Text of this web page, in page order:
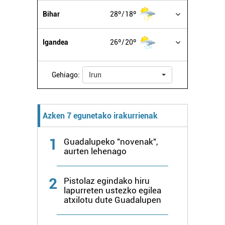
buruzko informazio gehiago eta ezarri zure lehentasunak
datuen atalean. Edozein unetan alda edo ken dezakezu
fitxategiak erabiltzen ditu. Zure esperientzia eta
zerbitzuak hobetzeko asmoz, cookie teknologiaz
erabiltzeko baimen esplizitua ematen diguzu.Gehiago
Bihar 28º 18º
Igandea 26º 20º
Gehiago: Irun
Azken 7 egunetako irakurrienak
1
Guadalupeko "novenak",
aurten lehenago
2
Pistolaz egindako hiru
lapurreten ustezko egilea
atxilotu dute Guadalupen